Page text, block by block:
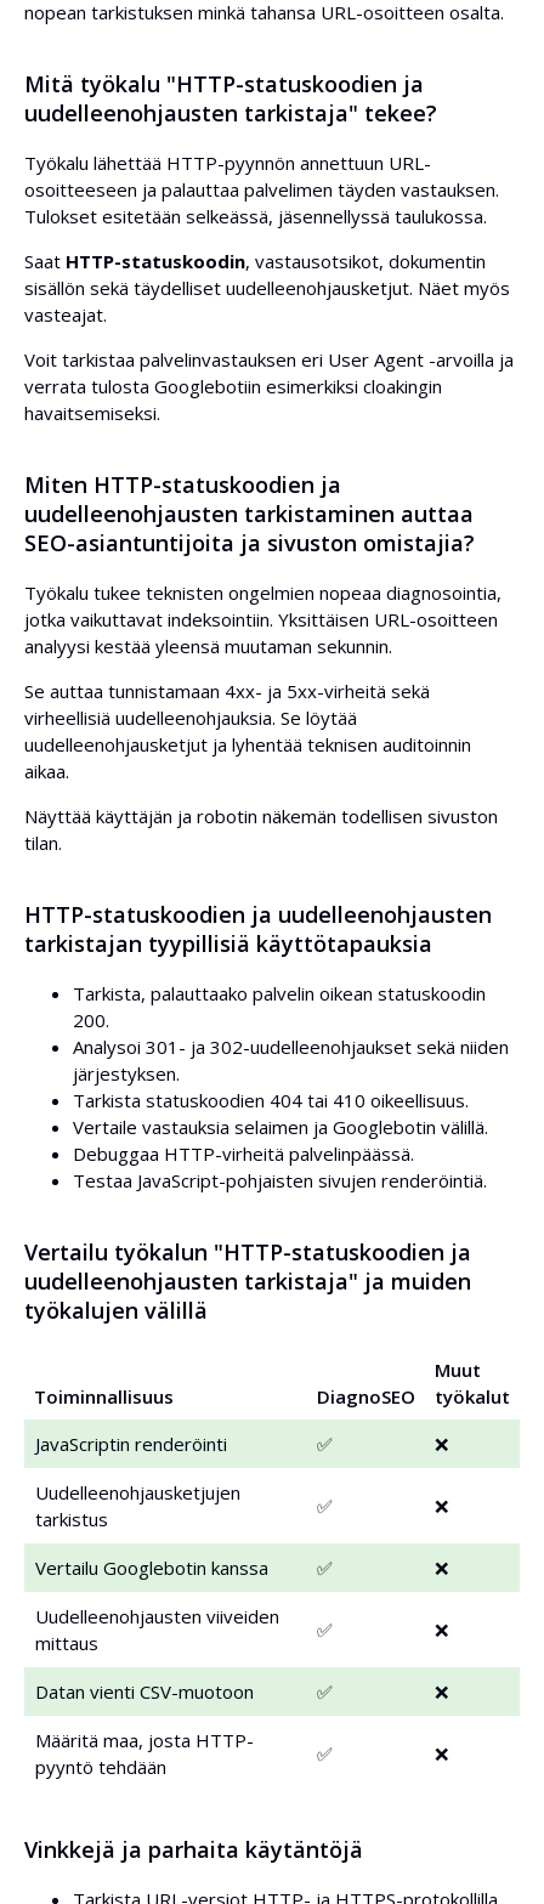
nopean tarkistuksen minkä tahansa URL-osoitteen osalta.
Mitä työkalu "HTTP-statuskoodien ja
uudelleenohjausten tarkistaja" tekee?
Työkalu lähettää HTTP-pyynnön annettuun URL-
osoitteeseen ja palauttaa palvelimen täyden vastauksen.
Tulokset esitetään selkeässä, jäsennellyssä taulukossa.
Saat HTTP-statuskoodin, vastausotsikot, dokumentin
sisällön sekä täydelliset uudelleenohjausketjut. Näet myös
vasteajat.
Voit tarkistaa palvelinvastauksen eri User Agent -arvoilla ja
verrata tulosta Googlebotiin esimerkiksi cloakingin
havaitsemiseksi.
Miten HTTP-statuskoodien ja
uudelleenohjausten tarkistaminen auttaa
SEO-asiantuntijoita ja sivuston omistajia?
Työkalu tukee teknisten ongelmien nopeaa diagnosointia,
jotka vaikuttavat indeksointiin. Yksittäisen URL-osoitteen
analyysi kestää yleensä muutaman sekunnin.
Se auttaa tunnistamaan 4xx- ja 5xx-virheitä sekä
virheellisiä uudelleenohjauksia. Se löytää
uudelleenohjausketjut ja lyhentää teknisen auditoinnin
aikaa.
Näyttää käyttäjän ja robotin näkemän todellisen sivuston
tilan.
HTTP-statuskoodien ja uudelleenohjausten
tarkistajan tyypillisiä käyttötapauksia
Tarkista, palauttaako palvelin oikean statuskoodin
200.
Analysoi 301- ja 302-uudelleenohjaukset sekä niiden
järjestyksen.
Tarkista statuskoodien 404 tai 410 oikeellisuus.
Vertaile vastauksia selaimen ja Googlebotin välillä.
Debuggaa HTTP-virheitä palvelinpäässä.
Testaa JavaScript-pohjaisten sivujen renderöintiä.
Vertailu työkalun "HTTP-statuskoodien ja
uudelleenohjausten tarkistaja" ja muiden
työkalujen välillä
Toiminnallisuus DiagnoSEO
Muut
työkalut
JavaScriptin renderöinti
✅
❌
Uudelleenohjausketjujen
tarkistus
✅ ❌
Vertailu Googlebotin kanssa ✅
❌
Uudelleenohjausten viiveiden
mittaus
✅ ❌
Datan vienti CSV-muotoon ✅
❌
Määritä maa, josta HTTP-
pyyntö tehdään
✅ ❌
Vinkkejä ja parhaita käytäntöjä
Tarkista URL-versiot HTTP- ja HTTPS-protokollilla